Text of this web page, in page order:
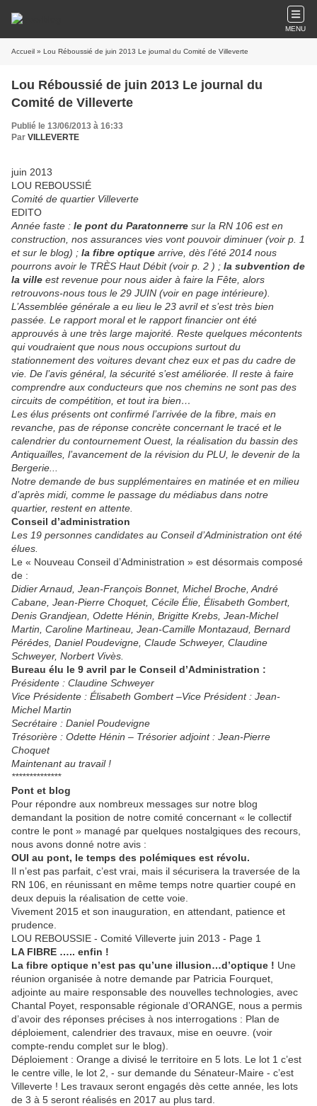
MENU
Accueil » Lou Réboussié de juin 2013 Le journal du Comité de Villeverte
Lou Réboussié de juin 2013 Le journal du
Comité de Villeverte
Publié le 13/06/2013 à 16:33
Par VILLEVERTE
juin 2013
LOU REBOUSSIÉ
Comité de quartier Villeverte
EDITO
Année faste : le pont du Paratonnerre sur la RN 106 est en
construction, nos assurances vies vont pouvoir diminuer (voir p. 1
et sur le blog) ; la fibre optique arrive, dès l’été 2014 nous
pourrons avoir le TRÈS Haut Débit (voir p. 2 ) ; la subvention de
la ville est revenue pour nous aider à faire la Fête, alors
retrouvons-nous tous le 29 JUIN (voir en page intérieure).
L’Assemblée générale a eu lieu le 23 avril et s’est très bien
passée. Le rapport moral et le rapport financier ont été
approuvés à une très large majorité. Reste quelques mécontents
qui voudraient que nous nous occupions surtout du
stationnement des voitures devant chez eux et pas du cadre de
vie. De l’avis général, la sécurité s’est améliorée. Il reste à faire
comprendre aux conducteurs que nos chemins ne sont pas des
circuits de compétition, et tout ira bien…
Les élus présents ont confirmé l’arrivée de la fibre, mais en
revanche, pas de réponse concrète concernant le tracé et le
calendrier du contournement Ouest, la réalisation du bassin des
Antiquailles, l’avancement de la révision du PLU, le devenir de la
Bergerie...
Notre demande de bus supplémentaires en matinée et en milieu
d’après midi, comme le passage du médiabus dans notre
quartier, restent en attente.
Conseil d’administration
Les 19 personnes candidates au Conseil d’Administration ont été
élues.
Le « Nouveau Conseil d’Administration » est désormais composé
de :
Didier Arnaud, Jean-François Bonnet, Michel Broche, André
Cabane, Jean-Pierre Choquet, Cécile Élie, Élisabeth Gombert,
Denis Grandjean, Odette Hénin, Brigitte Krebs, Jean-Michel
Martin, Caroline Martineau, Jean-Camille Montazaud, Bernard
Pérédes, Daniel Poudevigne, Claude Schweyer, Claudine
Schweyer, Norbert Vivès.
Bureau élu le 9 avril par le Conseil d’Administration :
Présidente : Claudine Schweyer
Vice Présidente : Élisabeth Gombert –Vice Président : Jean-
Michel Martin
Secrétaire : Daniel Poudevigne
Trésorière : Odette Hénin – Trésorier adjoint : Jean-Pierre
Choquet
Maintenant au travail !
**************
Pont et blog
Pour répondre aux nombreux messages sur notre blog
demandant la position de notre comité concernant « le collectif
contre le pont » managé par quelques nostalgiques des recours,
nous avons donné notre avis :
OUI au pont, le temps des polémiques est révolu.
Il n’est pas parfait, c’est vrai, mais il sécurisera la traversée de la
RN 106, en réunissant en même temps notre quartier coupé en
deux depuis la réalisation de cette voie.
Vivement 2015 et son inauguration, en attendant, patience et
prudence.
LOU REBOUSSIE - Comité Villeverte juin 2013 - Page 1
LA FIBRE ….. enfin !
La fibre optique n’est pas qu’une illusion…d’optique ! Une
réunion organisée à notre demande par Patricia Fourquet,
adjointe au maire responsable des nouvelles technologies, avec
Chantal Poyet, responsable régionale d’ORANGE, nous a permis
d’avoir des réponses précises à nos interrogations : Plan de
déploiement, calendrier des travaux, mise en oeuvre. (voir
compte-rendu complet sur le blog).
Déploiement : Orange a divisé le territoire en 5 lots. Le lot 1 c’est
le centre ville, le lot 2, - sur demande du Sénateur-Maire - c’est
Villeverte ! Les travaux seront engagés dès cette année, les lots
de 3 à 5 seront réalisés en 2017 au plus tard.